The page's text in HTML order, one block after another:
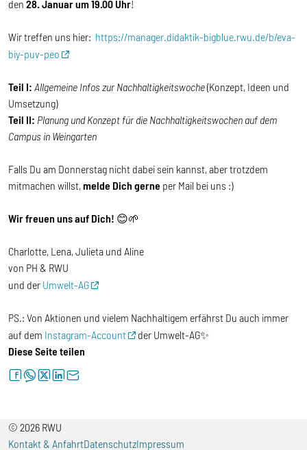
den 28. Januar um 19.00 Uhr!
Wir treffen uns hier: https://manager.didaktik-bigblue.rwu.de/b/eva-
biy-puv-peo
Teil I: Allgemeine Infos zur Nachhaltigkeitswoche(Konzept, Ideen und
Umsetzung)
Teil II: Planung und Konzept für die Nachhaltigkeitswochen auf dem
Campus in Weingarten
Falls Du am Donnerstag nicht dabei sein kannst, aber trotzdem
mitmachen willst,melde Dich gerne per Mail bei uns :)
Wir freuen uns auf Dich! 😊🌱
Charlotte, Lena, Julieta und Aline
von PH & RWU
und der Umwelt-AG
PS.: Von Aktionen und vielem Nachhaltigem erfährst Du auch immer
auf dem Instagram-Account
der Umwelt-AG✨
Diese Seite teilen
facebookwhatsapptwitterlinkedinletter
© 2026 RWU
Kontakt & AnfahrtDatenschutzImpressum